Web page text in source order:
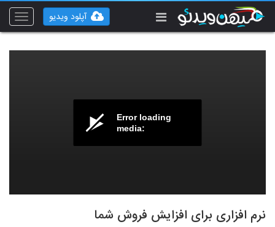
Toggle
آپلود ویدیو
Error loading
media:
نرم افزاری برای افزایش فروش شما